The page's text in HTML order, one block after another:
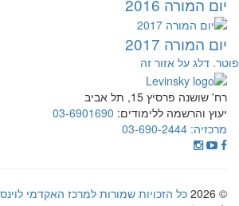
יום המורה 2016
יום המורה 2017
דלג על אזור זה
רח' שושנה פרסיץ 15, תל אביב
יעוץ והרשמה ללימודים: 03-6901690
מרכזיה: 03-690-2444
© 2026
כל הזכויות שמורות למרכז האקדמי